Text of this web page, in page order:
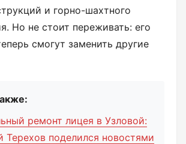
и горно-шахтного
Но не стоит переживать: его
смогут заменить другие
ремонт лицея в Узловой:
Терехов поделился новостями